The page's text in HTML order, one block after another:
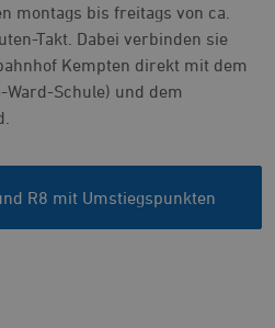
montags bis freitags von ca.
Takt. Dabei verbinden sie
Kempten direkt mit dem
Schule) und dem
R8 mit Umstiegspunkten